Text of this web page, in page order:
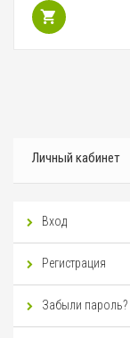
Личный кабинет
Вход
Регистрация
Забыли пароль?